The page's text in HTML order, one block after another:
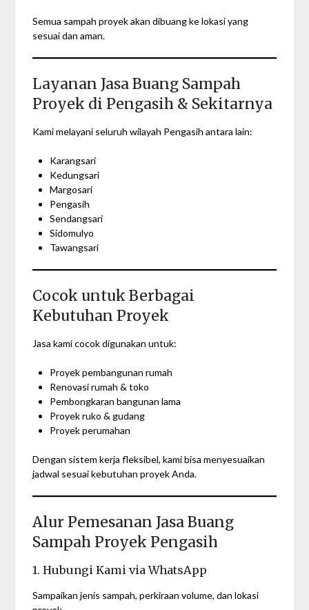
Semua sampah proyek akan dibuang ke lokasi yang
sesuai dan aman.
Layanan Jasa Buang Sampah
Proyek di Pengasih & Sekitarnya
Kami melayani seluruh wilayah Pengasih antara lain:
Karangsari
Kedungsari
Margosari
Pengasih
Sendangsari
Sidomulyo
Tawangsari
Cocok untuk Berbagai
Kebutuhan Proyek
Jasa kami cocok digunakan untuk:
Proyek pembangunan rumah
Renovasi rumah & toko
Pembongkaran bangunan lama
Proyek ruko & gudang
Proyek perumahan
Dengan sistem kerja fleksibel, kami bisa menyesuaikan
jadwal sesuai kebutuhan proyek Anda.
Alur Pemesanan Jasa Buang
Sampah Proyek Pengasih
1. Hubungi Kami via WhatsApp
Sampaikan jenis sampah, perkiraan volume, dan lokasi